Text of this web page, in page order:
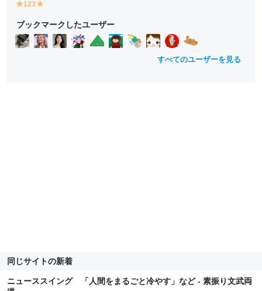
y
ll
o
w
123
ll
o
w
ブックマークしたユーザー
すべてのユーザーを見る
同じサイトの新着
ニューススイング 「人間をまるごと冷やす」など - 素振り文武両